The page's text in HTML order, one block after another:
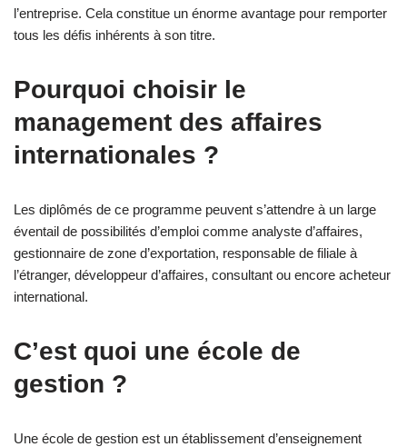
l’entreprise. Cela constitue un énorme avantage pour remporter
tous les défis inhérents à son titre.
Pourquoi choisir le
management des affaires
internationales ?
Les diplômés de ce programme peuvent s’attendre à un large
éventail de possibilités d’emploi comme analyste d’affaires,
gestionnaire de zone d’exportation, responsable de filiale à
l’étranger, développeur d’affaires, consultant ou encore acheteur
international.
C’est quoi une école de
gestion ?
Une école de gestion est un établissement d’enseignement